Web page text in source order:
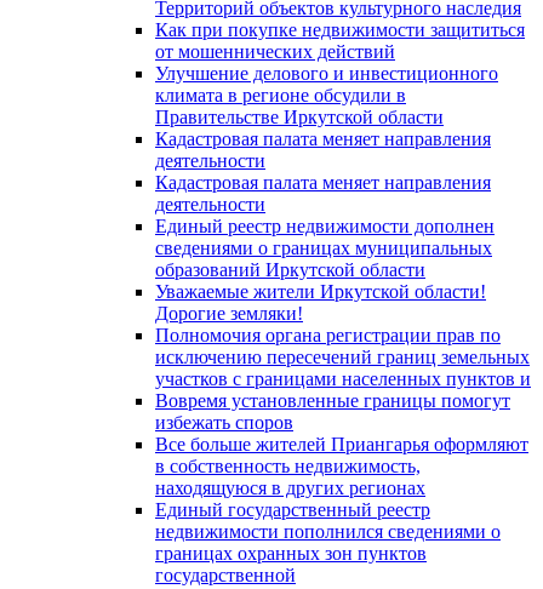
Территорий объектов культурного наследия
Как при покупке недвижимости защититься
от мошеннических действий
Улучшение делового и инвестиционного
климата в регионе обсудили в
Правительстве Иркутской области
Кадастровая палата меняет направления
деятельности
Кадастровая палата меняет направления
деятельности
Единый реестр недвижимости дополнен
сведениями о границах муниципальных
образований Иркутской области
Уважаемые жители Иркутской области!
Дорогие земляки!
Полномочия органа регистрации прав по
исключению пересечений границ земельных
участков с границами населенных пунктов и
Вовремя установленные границы помогут
избежать споров
Все больше жителей Приангарья оформляют
в собственность недвижимость,
находящуюся в других регионах
Единый государственный реестр
недвижимости пополнился сведениями о
границах охранных зон пунктов
государственной